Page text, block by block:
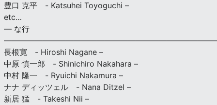
豊口 克平 - Katsuhei Toyoguchi –
etc…
— な行
長根寛 - Hiroshi Nagane –
中原 慎一郎 - Shinichiro Nakahara –
中村 隆一 - Ryuichi Nakamura –
ナナ ディッツェル - Nana Ditzel –
新居 猛 - Takeshi Nii –